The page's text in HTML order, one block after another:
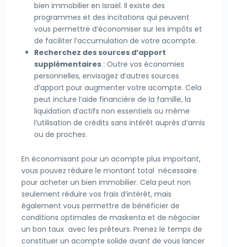
bien immobilier en Israël. Il existe des
programmes et des incitations qui peuvent
vous permettre d’économiser sur les impôts et
de faciliter l’accumulation de votre acompte.
Recherchez des sources d’apport
supplémentaires : Outre vos économies
personnelles, envisagez d’autres sources
d’apport pour augmenter votre acompte. Cela
peut inclure l’aide financière de la famille, la
liquidation d’actifs non essentiels ou même
l’utilisation de crédits sans intérêt auprès d’amis
ou de proches.
En économisant pour un acompte plus important,
vous pouvez réduire le montant total nécessaire
pour acheter un bien immobilier. Cela peut non
seulement réduire vos frais d’intérêt, mais
également vous permettre de bénéficier de
conditions optimales de maskenta et de négocier
un bon taux avec les prêteurs. Prenez le temps de
constituer un acompte solide avant de vous lancer